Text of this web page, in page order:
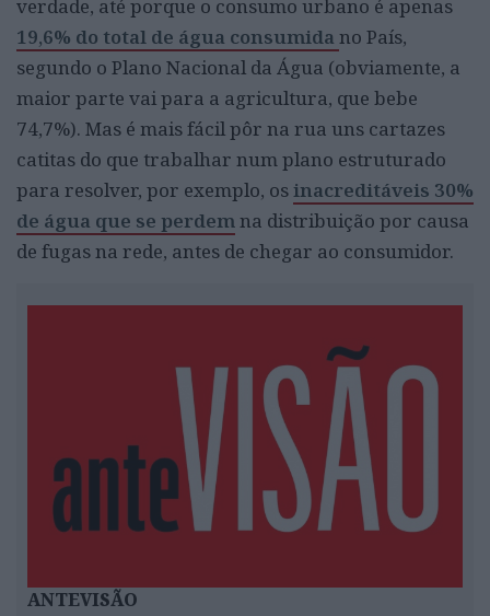
verdade, até porque o consumo urbano é apenas
19,6% do total de água consumida no País,
segundo o Plano Nacional da Água (obviamente, a
maior parte vai para a agricultura, que bebe
74,7%). Mas é mais fácil pôr na rua uns cartazes
catitas do que trabalhar num plano estruturado
para resolver, por exemplo, osinacreditáveis 30%
de água que se perdemna distribuição por causa
de fugas na rede, antes de chegar ao consumidor.
ANTEVISÃO